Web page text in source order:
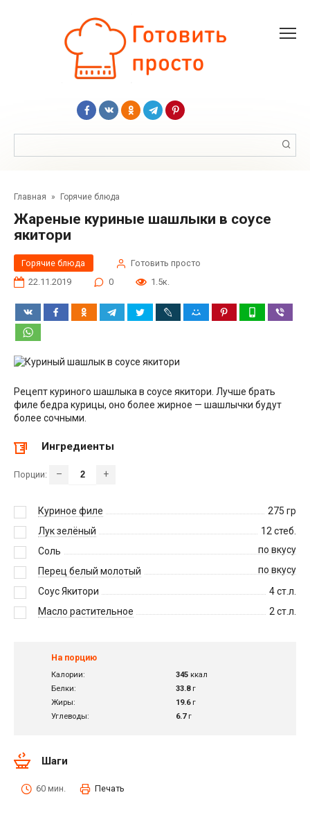
Главная » Горячие блюда
Жареные куриные шашлыки в соусе
якитори
Горячие блюда
Готовить просто
22.11.2019
0 1.5к.
Рецепт куриного шашлыка в соусе якитори. Лучше брать
филе бедра курицы, оно более жирное — шашлычки будут
более сочными.
Ингредиенты
Порции: – +
Куриное филе 275 гр
Лук зелёный
12стеб.
Соль
по вкусу
Перец белый молотый
по вкусу
Соус Якитори
4ст.л.
Масло растительное
2ст.л.
На порцию
Калории: 345 ккал
Белки:
33.8г
Жиры:
19.6г
Углеводы:
6.7г
Шаги
60 мин. Печать